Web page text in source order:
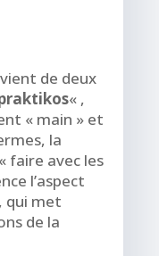
de deux
« ,
« main » et
la
faire avec les
l’aspect
qui met
de la